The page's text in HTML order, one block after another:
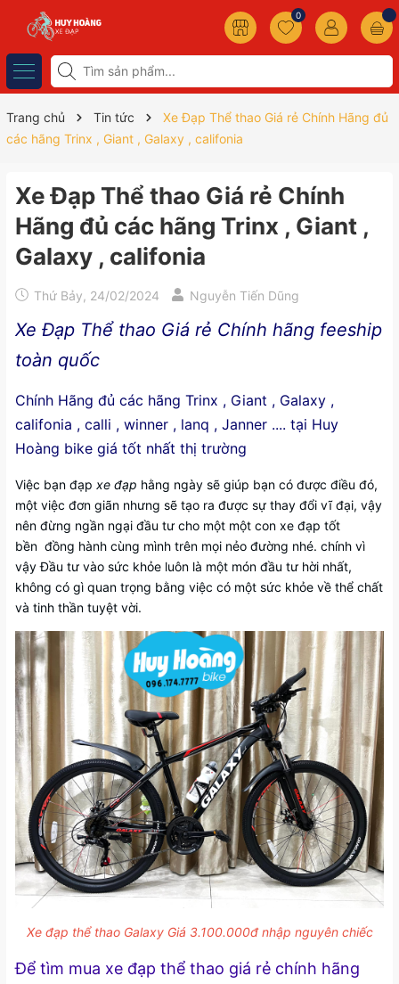
0
Trang chủ Tin tức
Xe Đạp Thể thao Giá rẻ Chính Hãng đủ
các hãng Trinx , Giant , Galaxy , califonia
Xe Đạp Thể thao Giá rẻ Chính
Hãng đủ các hãng Trinx , Giant ,
Galaxy , califonia
Thứ Bảy, 24/02/2024 Nguyễn Tiến Dũng
Xe Đạp Thể thao Giá rẻ Chính hãng feeship
toàn quốc
Chính Hãng đủ các hãng Trinx , Giant , Galaxy ,
califonia , calli , winner , lanq , Janner .... tại Huy
Hoàng bike giá tốt nhất thị trường
Việc bạn đạp xe đạp hằng ngày sẽ giúp bạn có được điều đó,
một việc đơn giãn nhưng sẽ tạo ra được sự thay đổi vĩ đại, vậy
nên đừng ngần ngại đầu tư cho một một con xe đạp tốt
bền đồng hành cùng mình trên mọi nẻo đường nhé. chính vì
vậy Đầu tư vào sức khỏe luôn là một món đầu tư hời nhất,
không có gì quan trọng bằng việc có một sức khỏe về thể chất
và tinh thần tuyệt vời.
Xe đạp thể thao Galaxy Giá 3.100.000đ nhập nguyên chiếc
Để tìm mua xe đạp thể thao giá rẻ chính hãng